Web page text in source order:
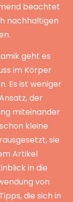
beachtet
nachhaltigen
geht es
im Körper
Es ist weniger
der
miteinander
kleine
sie
Artikel
in die
von
die sich in